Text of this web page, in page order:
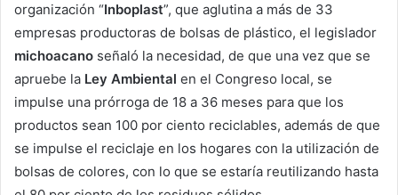
organización “Inboplast”, que aglutina a más de 33
empresas productoras de bolsas de plástico, el legislador
michoacano señaló la necesidad, de que una vez que se
apruebe la Ley Ambiental en el Congreso local, se
impulse una prórroga de 18 a 36 meses para que los
productos sean 100 por ciento reciclables, además de que
se impulse el reciclaje en los hogares con la utilización de
bolsas de colores, con lo que se estaría reutilizando hasta